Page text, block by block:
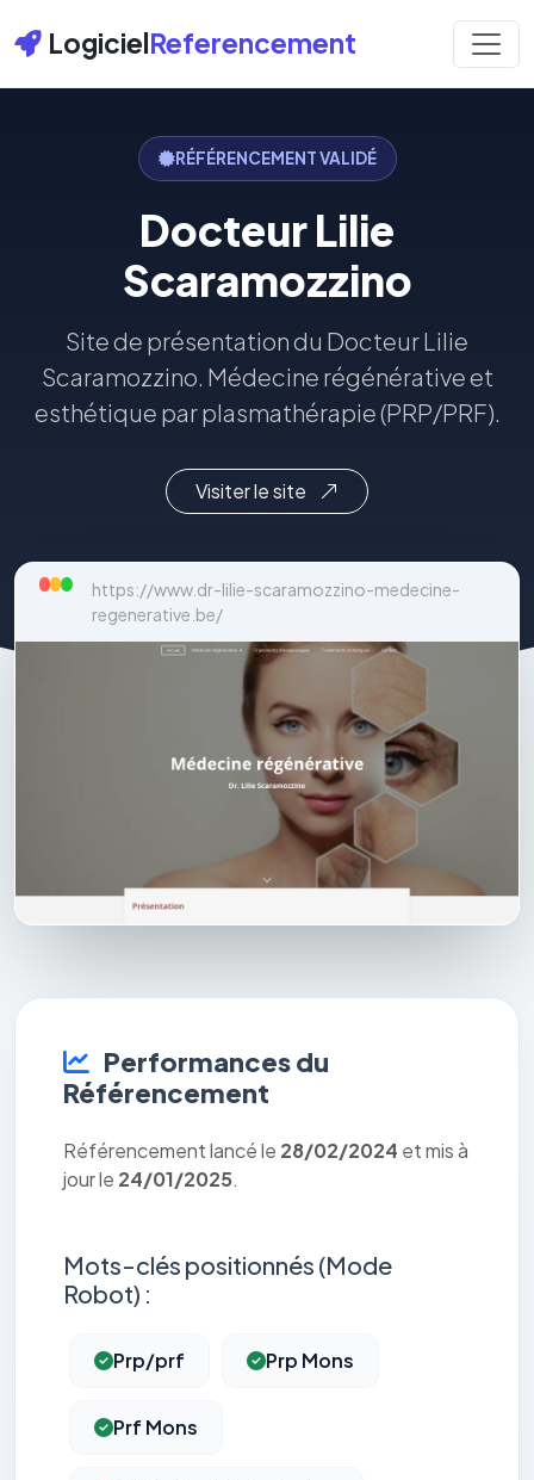
LogicielReferencement
RÉFÉRENCEMENT VALIDÉ
Docteur Lilie
Scaramozzino
Site de présentation du Docteur Lilie
Scaramozzino. Médecine régénérative et
esthétique par plasmathérapie (PRP/PRF).
Visiter le site
https://www.dr-lilie-scaramozzino-medecine-
regenerative.be/
Performances du
Référencement
Référencement lancé le 28/02/2024 et mis à
jour le 24/01/2025.
Mots-clés positionnés (Mode
Robot) :
Prp/prf Prp Mons
Prf Mons